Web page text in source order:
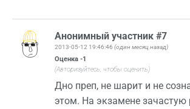
Анонимный участник #7
2013-05-12 19:46:46 (один месяц назад)
Оценка -1
(Авторизуйтесь, чтобы оценить)
Дно преп, не шарит и не
этом. На экзамене зачастую